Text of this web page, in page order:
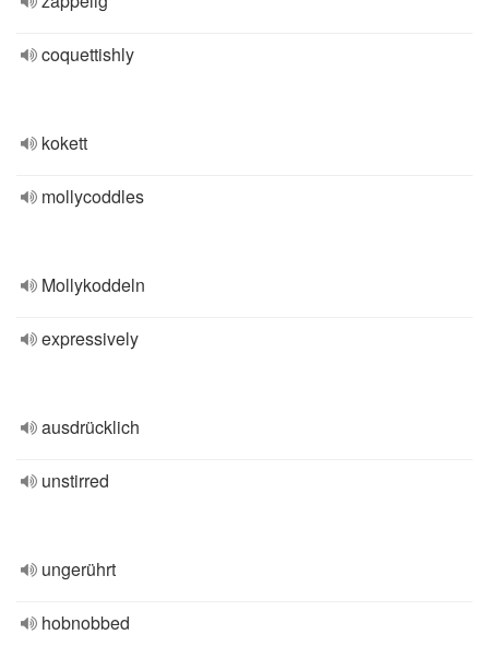
coquettishly
kokett
mollycoddles
Mollykoddeln
expressively
ausdrücklich
unstirred
ungerührt
hobnobbed